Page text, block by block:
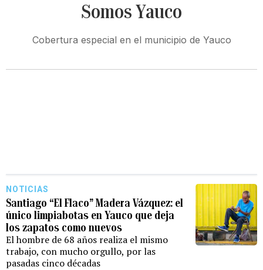
Somos Yauco
Cobertura especial en el municipio de Yauco
NOTICIAS
Santiago “El Flaco” Madera Vázquez: el
único limpiabotas en Yauco que deja
los zapatos como nuevos
El hombre de 68 años realiza el mismo
trabajo, con mucho orgullo, por las
pasadas cinco décadas